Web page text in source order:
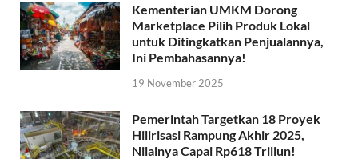
Kementerian UMKM Dorong
Marketplace Pilih Produk Lokal
untuk Ditingkatkan Penjualannya,
Ini Pembahasannya!
19 November 2025
Pemerintah Targetkan 18 Proyek
Hilirisasi Rampung Akhir 2025,
Nilainya Capai Rp618 Triliun!